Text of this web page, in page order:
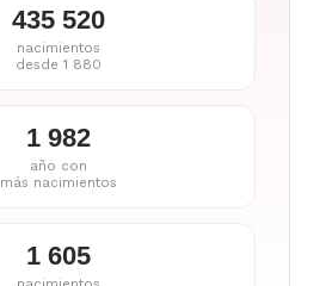
435 520
nacimientos
desde 1 880
1 982
año con
más nacimientos
1 605